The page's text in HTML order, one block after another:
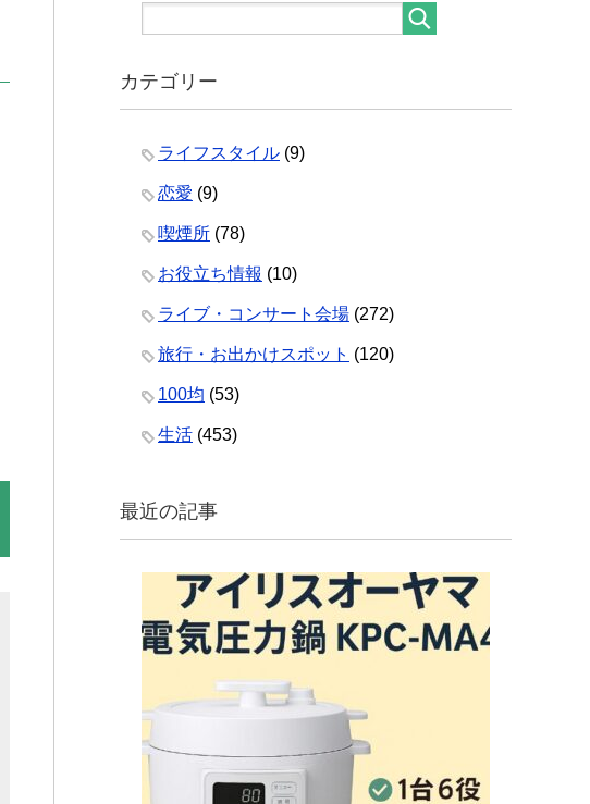
カテゴリー
ライフスタイル (9)
恋愛 (9)
喫煙所 (78)
お役立ち情報 (10)
ライブ・コンサート会場 (272)
旅行・お出かけスポット (120)
100均 (53)
生活 (453)
最近の記事